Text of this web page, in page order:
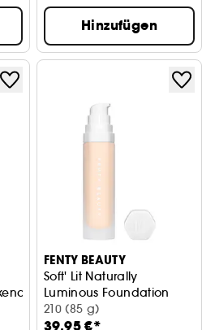
Hinzufügen
Foundation
FENTY BEAUTY
Soft' Lit Naturally
Luminous Foundation
Strahlende Foundation
210 (85 g)